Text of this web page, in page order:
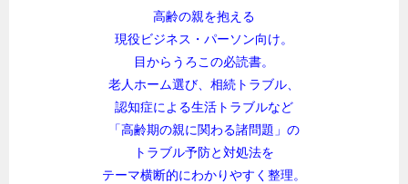
高齢の親を抱える
現役ビジネス・パーソン向け。
目からうろこの必読書。
老人ホーム選び、相続トラブル、
認知症による生活トラブルなど
「高齢期の親に関わる諸問題」の
トラブル予防と対処法を
テーマ横断的にわかりやすく整理。